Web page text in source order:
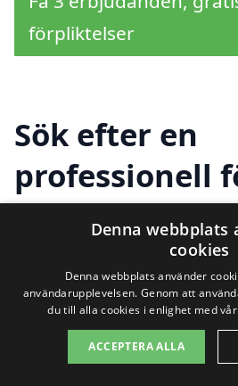
förpliktelser
Sök efter en
professionell
solpaneler i
städer nära
Att installerasolpaneler
utmärkt sätt att utnyttja
Denna webbplats
cookies
Denna webbplats använder
användarupplevelsen. Genom att
du till alla cookies i enlighet med
ACCEPTERA ALLA